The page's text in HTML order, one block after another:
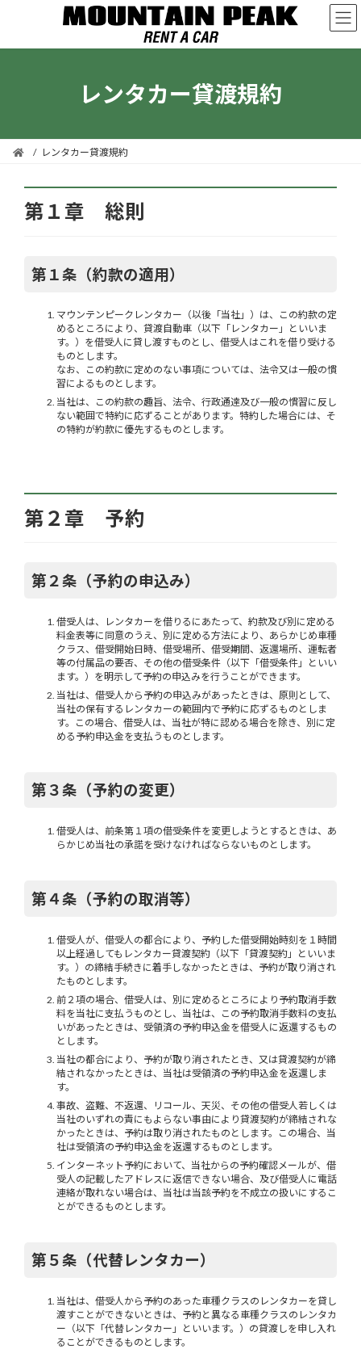
ッ
移
レンタカー貸渡規約
レンタカー貸渡規約
第１章 総則
第１条（約款の適用）
マウンテンピークレンタカー（以後「当社」）は、この約款の定
めるところにより、貸渡自動車（以下「レンタカー」といいま
す。）を借受人に貸し渡すものとし、借受人はこれを借り受ける
ものとします。
なお、この約款に定めのない事項については、法令又は一般の慣
習によるものとします。
当社は、この約款の趣旨、法令、行政通達及び一般の慣習に反し
ない範囲で特約に応ずることがあります。特約した場合には、そ
の特約が約款に優先するものとします。
第２章 予約
第２条（予約の申込み）
借受人は、レンタカーを借りるにあたって、約款及び別に定める
料金表等に同意のうえ、別に定める方法により、あらかじめ車種
クラス、借受開始日時、借受場所、借受期間、返還場所、運転者
等の付属品の要否、その他の借受条件（以下「借受条件」といい
ます。）を明示して予約の申込みを行うことができます。
当社は、借受人から予約の申込みがあったときは、原則として、
当社の保有するレンタカーの範囲内で予約に応ずるものとしま
す。この場合、借受人は、当社が特に認める場合を除き、別に定
める予約申込金を支払うものとします。
第３条（予約の変更）
借受人は、前条第１項の借受条件を変更しようとするときは、あ
らかじめ当社の承諾を受けなければならないものとします。
第４条（予約の取消等）
借受人が、借受人の都合により、予約した借受開始時刻を１時間
以上経過してもレンタカー貸渡契約（以下「貸渡契約」といいま
す。）の締結手続きに着手しなかったときは、予約が取り消され
たものとします。
前２項の場合、借受人は、別に定めるところにより予約取消手数
料を当社に支払うものとし、当社は、この予約取消手数料の支払
いがあったときは、受領済の予約申込金を借受人に返還するもの
とします。
当社の都合により、予約が取り消されたとき、又は貸渡契約が締
結されなかったときは、当社は受領済の予約申込金を返還しま
す。
事故、盗難、不返還、リコール、天災、その他の借受人若しくは
当社のいずれの責にもよらない事由により貸渡契約が締結されな
かったときは、予約は取り消されたものとします。この場合、当
社は受領済の予約申込金を返還するものとします。
インターネット予約において、当社からの予約確認メールが、借
受人の記載したアドレスに返信できない場合、及び借受人に電話
連絡が取れない場合は、当社は当該予約を不成立の扱いにするこ
とができるものとします。
第５条（代替レンタカー）
当社は、借受人から予約のあった車種クラスのレンタカーを貸し
渡すことができないときは、予約と異なる車種クラスのレンタカ
ー（以下「代替レンタカー」といいます。）の貸渡しを申し入れ
ることができるものとします。